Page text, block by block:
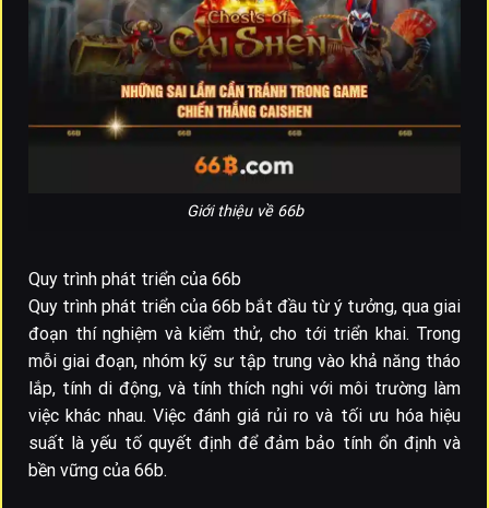
Giới thiệu về 66b
Quy trình phát triển của 66b
Quy trình phát triển của 66b bắt đầu từ ý tưởng, qua giai
đoạn thí nghiệm và kiểm thử, cho tới triển khai. Trong
mỗi giai đoạn, nhóm kỹ sư tập trung vào khả năng tháo
lắp, tính di động, và tính thích nghi với môi trường làm
việc khác nhau. Việc đánh giá rủi ro và tối ưu hóa hiệu
suất là yếu tố quyết định để đảm bảo tính ổn định và
bền vững của 66b.